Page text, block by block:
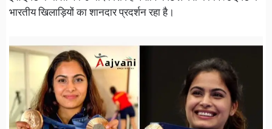
भारतीय खिलाड़ियों का शानदार प्रदर्शन रहा है।